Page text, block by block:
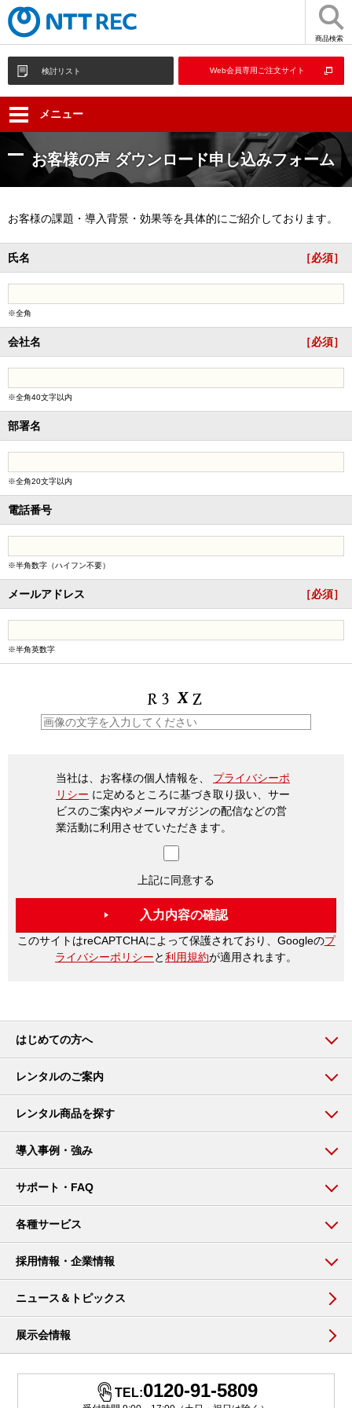
商品検索
検討リスト Web会員専用ご注文サイト
メニュー
お客様の声 ダウンロード申し込みフォーム
お客様の課題・導入背景・効果等を具体的にご紹介しております。
［必須］
氏名
※全角
［必須］
会社名
※全角40文字以内
部署名
※全角20文字以内
電話番号
※半角数字（ハイフン不要）
［必須］
メールアドレス
※半角英数字
当社は、お客様の個人情報を、 プライバシーポ
リシー に定めるところに基づき取り扱い、サー
ビスのご案内やメールマガジンの配信などの営
業活動に利用させていただきます。
上記に同意する
このサイトはreCAPTCHAによって保護されており、Googleのプ
ライバシーポリシーと利用規約が適用されます。
はじめての方へ
レンタルのご案内
レンタル商品を探す
導入事例・強み
サポート・FAQ
各種サービス
採用情報・企業情報
ニュース＆トピックス
展示会情報
TEL:0120-91-5809